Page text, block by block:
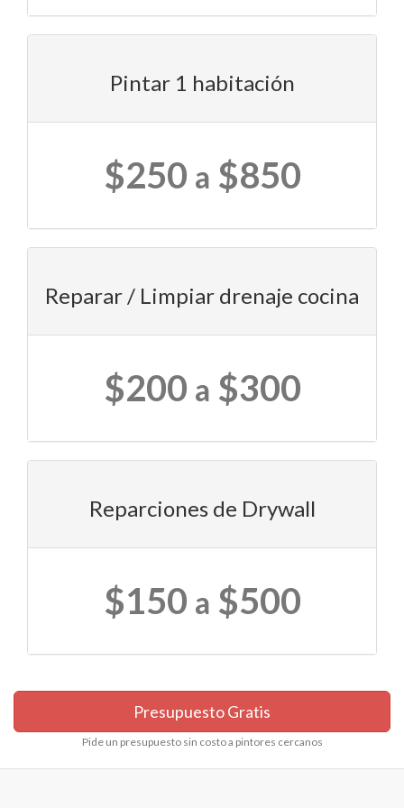
Pintar 1 habitación
$250 a $850
Reparar / Limpiar drenaje cocina
$200 a $300
Reparciones de Drywall
$150 a $500
Presupuesto Gratis
Pide un presupuesto sin costo a pintores cercanos